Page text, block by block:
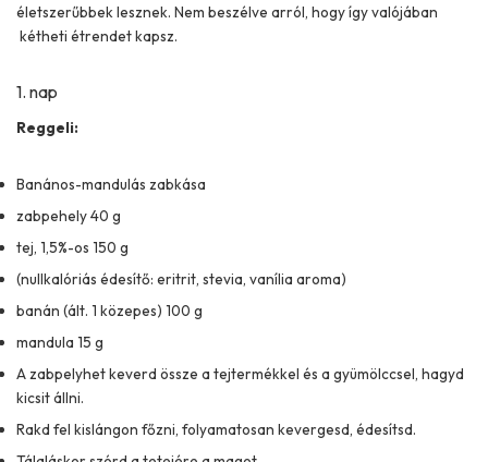
életszerűbbek lesznek. Nem beszélve arról, hogy így valójában
kétheti étrendet kapsz.
1. nap
Reggeli:
Banános-mandulás zabkása
zabpehely 40 g
tej, 1,5%-os 150 g
(nullkalóriás édesítő: eritrit, stevia, vanília aroma)
banán (ált. 1 közepes) 100 g
mandula 15 g
A zabpelyhet keverd össze a tejtermékkel és a gyümölccsel, hagyd
kicsit állni.
Rakd fel kislángon főzni, folyamatosan kevergesd, édesítsd.